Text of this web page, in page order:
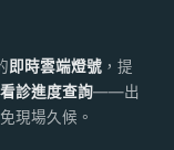
即時雲端燈號，提
診進度查詢——出
現場久候。